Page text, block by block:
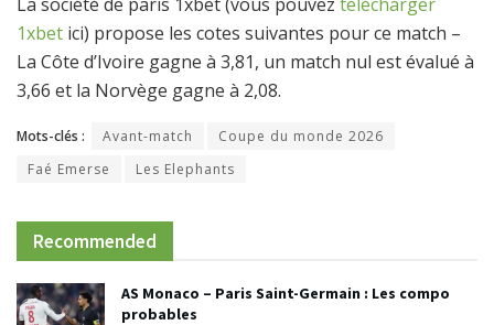
1xbet ici) propose les cotes suivantes pour ce match –
La Côte d’Ivoire gagne à 3,81, un match nul est évalué à
3,66 et la Norvège gagne à 2,08.
Mots-clés : Avant-match
Coupe du monde 2026
Faé Emerse
Les Elephants
Recommended
AS Monaco – Paris Saint-Germain : Les compo
probables